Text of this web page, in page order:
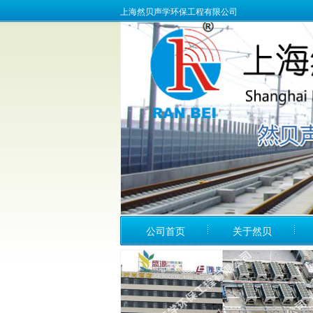
上海然贝声学环保工程有限公司
公司首页 关于然贝